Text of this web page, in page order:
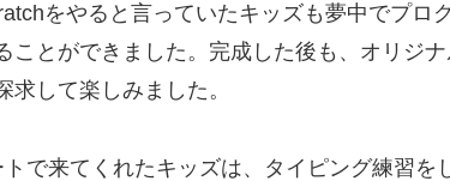
をやると言っていたキッズも夢中でプロ
ことができました。完成した後も、オリジ
求して楽しみました。
で来てくれたキッズは、タイピング練習を